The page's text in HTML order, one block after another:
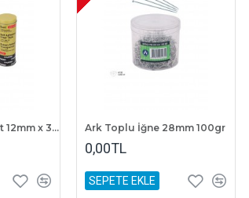
ARK Diamont Bant 12mm x 33metre 12'li Paket Metal Kutulu Ark Toplu İğne 28mm 100gr
0,00TL
SEPETE EKLE